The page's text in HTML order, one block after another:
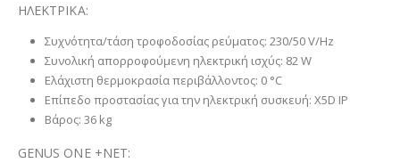
ΗΛΕΚΤΡΙΚΑ:
Συχνότητα/τάση τροφοδοσίας ρεύματος: 230/50 V/Hz
Συνολική απορροφούμενη ηλεκτρική ισχύς: 82 W
Ελάχιστη θερμοκρασία περιβάλλοντος: 0 °C
Επίπεδο προστασίας για την ηλεκτρική συσκευή: X5D IP
Βάρος: 36 kg
GENUS ONE +NET: